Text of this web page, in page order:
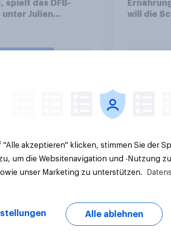
spielt das DFB-
unter Julian
gegen die
will die
"Alle akzeptieren" klicken, stimmen Sie der
zu, um die Websitenavigation und -Nutzung
unser Marketing zu unterstützen.
Alle ablehnen